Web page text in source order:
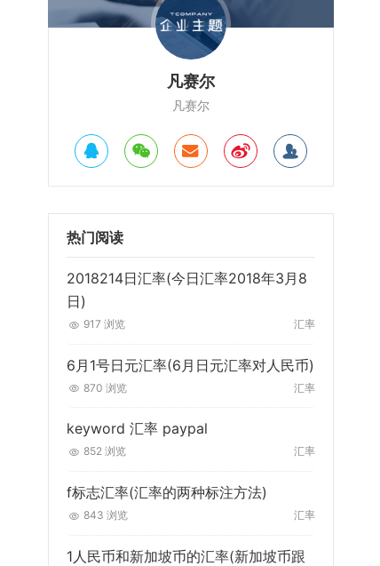
凡赛尔
凡赛尔
热门阅读
2018214日汇率(今日汇率2018年3月8
日)
917 浏览 汇率
6月1号日元汇率(6月日元汇率对人民币)
870 浏览 汇率
keyword 汇率 paypal
852 浏览 汇率
f标志汇率(汇率的两种标注方法)
843 浏览 汇率
1人民币和新加坡币的汇率(新加坡币跟